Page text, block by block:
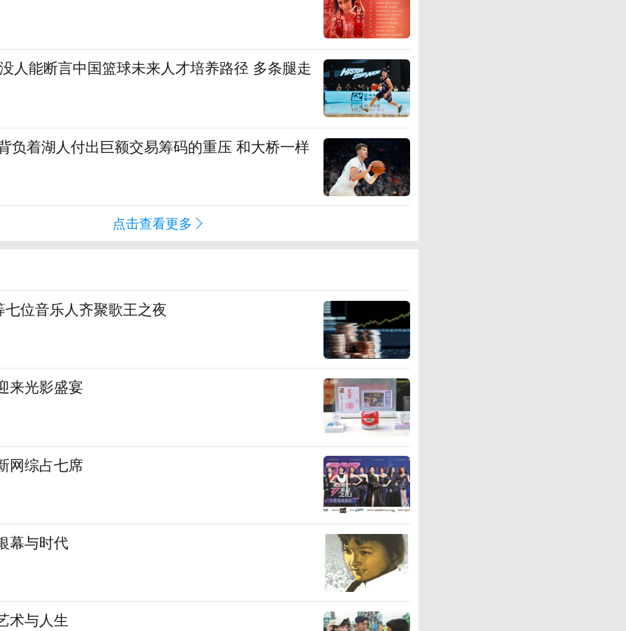
人能断言中国篮球未来人才培养路径 多条腿走
负着湖人付出巨额交易筹码的重压 和大桥一样
点击查看更多
位音乐人齐聚歌王之夜
来光影盛宴
网综占七席
幕与时代
术与人生